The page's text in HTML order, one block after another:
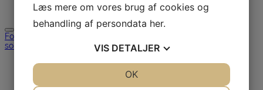
Søg efter:
Forside
sortering
/ Affaldsspand ECO 50 L Blå
Læs mere om vores brug af cookies og
behandling af persondata her.
VIS DETALJER
OK